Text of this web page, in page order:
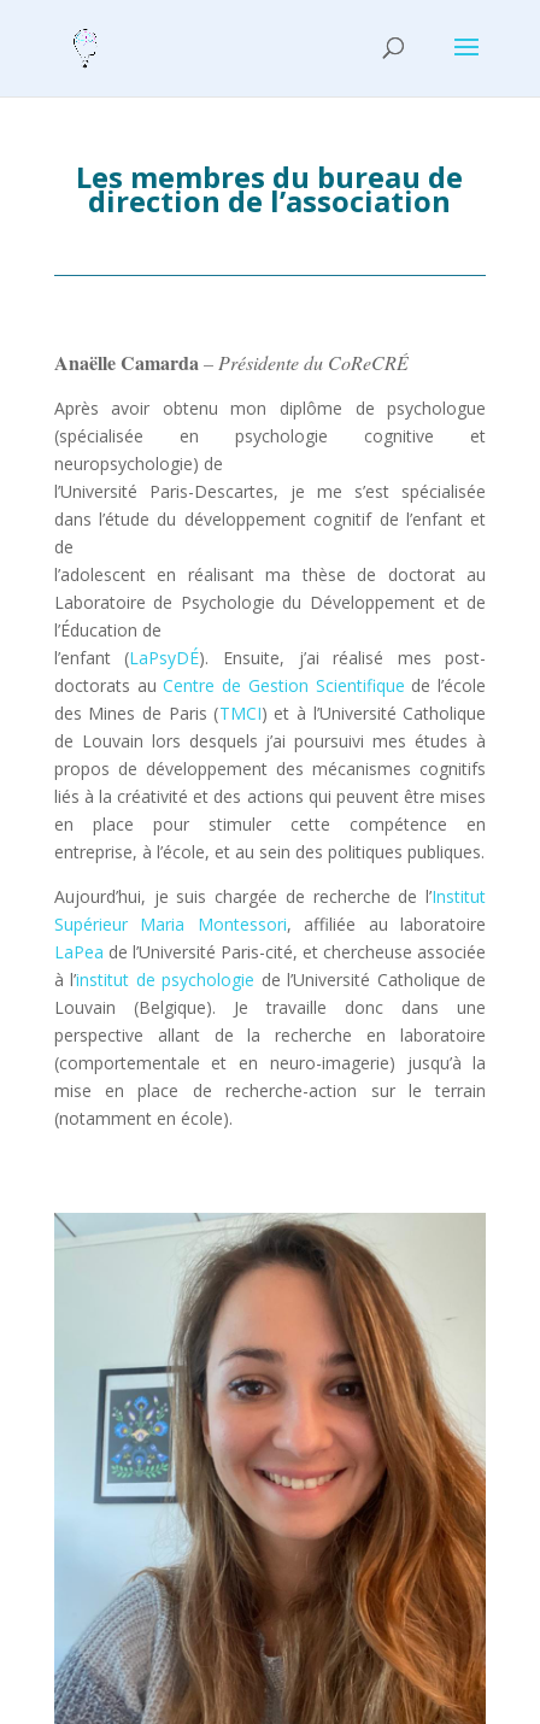
Les membres du bureau de
direction de l’association
Anaëlle Camarda– Présidente du CoReCRÉ
Après avoir obtenu mon diplôme de psychologue
(spécialisée en psychologie cognitive et
neuropsychologie) de
l’Université Paris-Descartes, je me s’est spécialisée
dans l’étude du développement cognitif de l’enfant et
de
l’adolescent en réalisant ma thèse de doctorat au
Laboratoire de Psychologie du Développement et de
l’Éducation de
l’enfant (LaPsyDÉ). Ensuite, j’ai réalisé mes post-
doctorats auCentre de Gestion Scientifique de l’école
des Mines de Paris (TMCI) et à l’Université Catholique
de Louvain lors desquels j’ai poursuivi mes études à
propos de développement des mécanismes cognitifs
liés à la créativité et des actions qui peuvent être mises
en place pour stimuler cette compétence en
entreprise, à l’école, et au sein des politiques publiques.
Aujourd’hui, je suis chargée de recherche de l’Institut
Supérieur Maria Montessori, affiliée au laboratoire
LaPea de l’Université Paris-cité, et chercheuse associée
à l’institut de psychologie de l’Université Catholique de
Louvain (Belgique). Je travaille donc dans une
perspective allant de la recherche en laboratoire
(comportementale et en neuro-imagerie) jusqu’à la
mise en place de recherche-action sur le terrain
(notamment en école).